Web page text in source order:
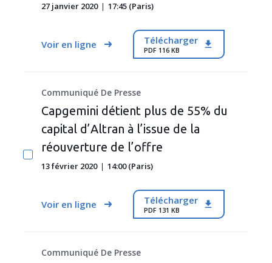
27 janvier 2020 17:45 (Paris)
Voir en ligne Télécharger
PDF 116 KB
Communiqué De Presse
Capgemini détient plus de 55% du
capital d’Altran à l’issue de la
réouverture de l’offre
13 février 2020 14:00 (Paris)
Voir en ligne Télécharger
PDF 131 KB
Communiqué De Presse